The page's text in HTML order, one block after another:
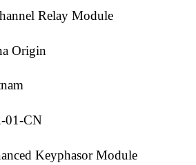
Relay Module
Origin
01-CN
Keyphasor Module